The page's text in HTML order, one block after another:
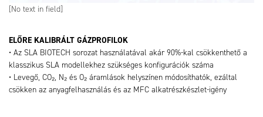
[No text in field]
ELŐRE KALIBRÁLT GÁZPROFILOK
• Az SLA BIOTECH sorozat használatával akár 90%-kal csökkenthető a
klasszikus SLA modellekhez szükséges konfigurációk száma
• Levegő, CO₂, N₂ és O₂ áramlások helyszínen módosíthatók, ezáltal
csökken az anyagfelhasználás és az MFC alkatrészkészlet-igény